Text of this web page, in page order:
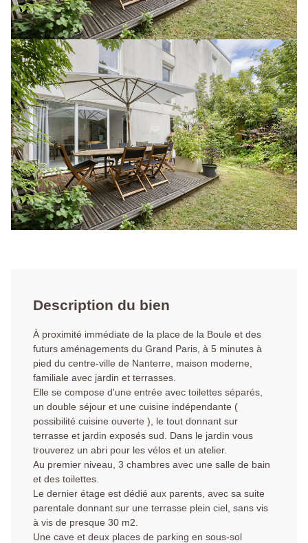
Description du bien
À proximité immédiate de la place de la Boule et des
futurs aménagements du Grand Paris, à 5 minutes à
pied du centre-ville de Nanterre, maison moderne,
familiale avec jardin et terrasses.
Elle se compose d'une entrée avec toilettes séparés,
un double séjour et une cuisine indépendante (
possibilité cuisine ouverte ), le tout donnant sur
terrasse et jardin exposés sud. Dans le jardin vous
trouverez un abri pour les vélos et un atelier.
Au premier niveau, 3 chambres avec une salle de bain
et des toilettes.
Le dernier étage est dédié aux parents, avec sa suite
parentale donnant sur une terrasse plein ciel, sans vis
à vis de presque 30 m2.
Une cave et deux places de parking en sous-sol